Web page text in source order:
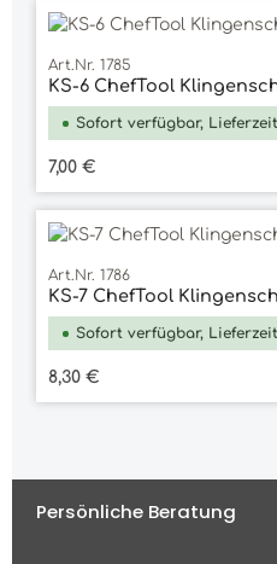
Art.Nr. 1785
KS-6 ChefTool
Sofort verfügbar,
Regulärer Preis:
7,00 €
Art.Nr. 1786
KS-7 ChefTool
Sofort verfügbar,
Regulärer Preis:
8,30 €
Persönliche Beratung